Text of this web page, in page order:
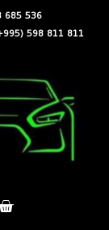
685 536
598 811 811